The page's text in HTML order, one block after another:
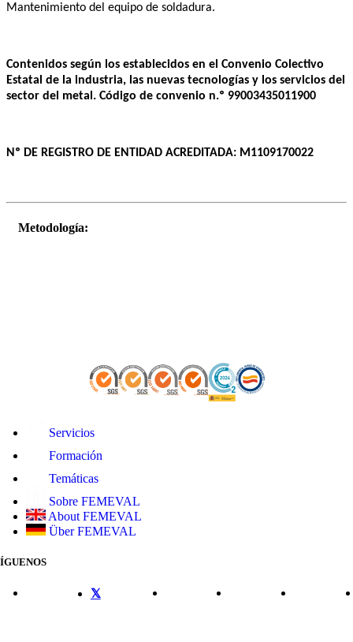
Mantenimiento del equipo de soldadura.
Contenidos según los establecidos en el Convenio Colectivo
Estatal de la industria, las nuevas tecnologías y los servicios del
sector del metal. Código de convenio n.º 99003435011900
Nº DE REGISTRO DE ENTIDAD ACREDITADA: M1109170022
Metodología:
Servicios
Formación
Temáticas
Sobre FEMEVAL
About FEMEVAL
Über FEMEVAL